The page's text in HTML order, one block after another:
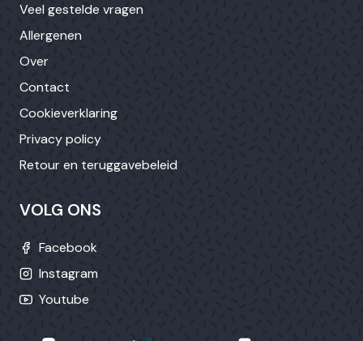
Veel gestelde vragen
Allergenen
Over
Contact
Cookieverklaring
Privacy policy
Retour en teruggavebeleid
VOLG ONS
Facebook
Instagram
Youtube